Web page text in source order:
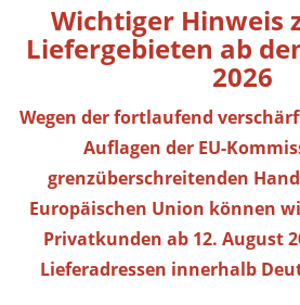
Wichtiger Hinweis
Liefergebieten ab
2026
Wegen der fortlaufend
Auflagen der EU-
grenzüberschreitenden
Europäischen Union können
Privatkunden ab 12. August
Lieferadressen innerhalb